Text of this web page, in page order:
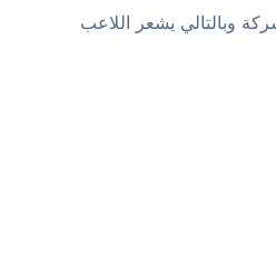
وبالتالي يشعر اللاعب